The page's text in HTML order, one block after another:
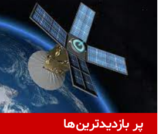
پر بازدیدترین‌ها